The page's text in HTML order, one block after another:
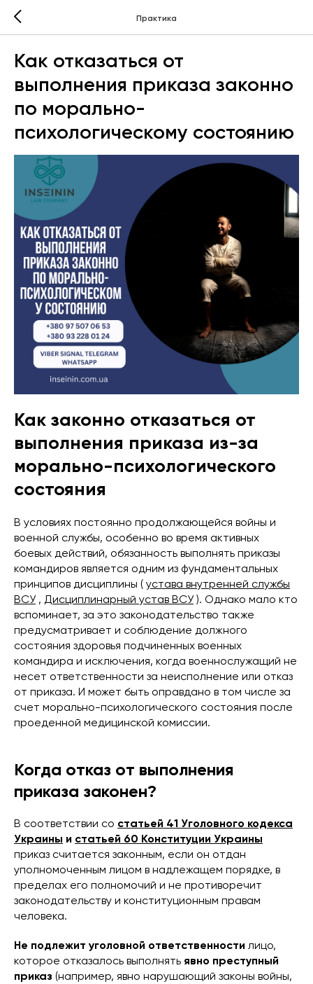
Практика
Как отказаться от
выполнения приказа законно
по морально-
психологическому состоянию
Как законно отказаться от
выполнения приказа из-за
морально-психологического
состояния
В условиях постоянно продолжающейся войны и
военной службы, особенно во время активных
боевых действий, обязанность выполнять приказы
командиров является одним из фундаментальных
принципов дисциплины ( устава внутренней службы
ВСУ, Дисциплинарный устав ВСУ). Однако мало кто
вспоминает, за это законодательство также
предусматривает и соблюдение должного
состояния здоровья подчиненных военных
командира и исключения, когда военнослужащий не
несет ответственности за неисполнение или отказ
от приказа. И может быть оправдано в том числе за
счет морально-психологического состояния после
проеденной медицинской комиссии.
Когда отказ от выполнения
приказа законен?
В соответствии со статьей 41 Уголовного кодекса
Украины и статьей 60 Конституции Украины
приказ считается законным, если он отдан
уполномоченным лицом в надлежащем порядке, в
пределах его полномочий и не противоречит
законодательству и конституционным правам
человека.
Не подлежит уголовной ответственности лицо,
которое отказалось выполнять явно преступный
приказ (например, явно нарушающий законы войны,